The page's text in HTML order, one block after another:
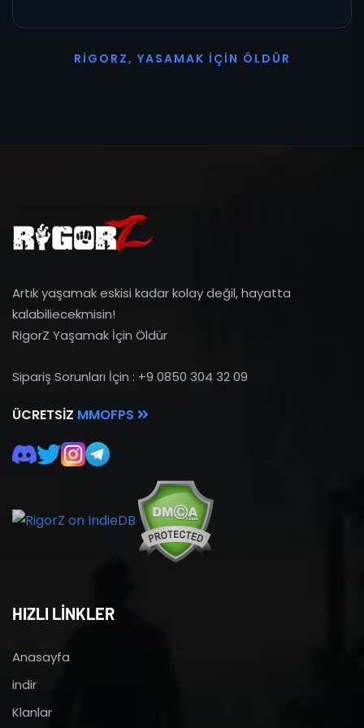
R I G O R Z, YASAMAK İ ÇI N Ö L D Ü R
Artık yaşamak eskisi kadar kolay değil, hayatta
kalabiliecekmisin!
RigorZ Yaşamak İçin Öldür
Sipariş Sorunları İçin : +9 0850 304 32 09
ÜCRETSIZ MMOFPS
HIZLI LİNKLER
Anasayfa
indir
Klanlar